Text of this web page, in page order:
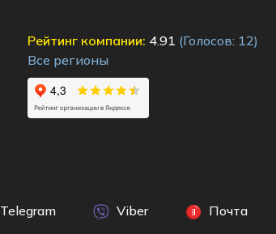
Рейтинг компании: 4.91 (Голосов: 12)
Все регионы
Telegram Viber Почта